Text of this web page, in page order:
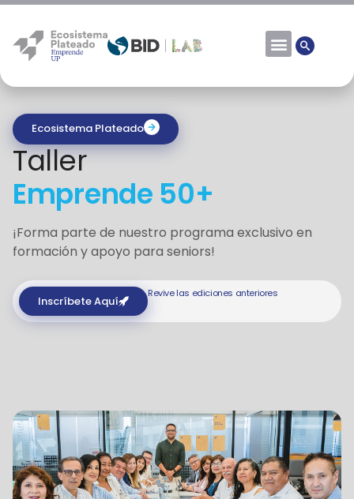
Ecosistema Plateado
Taller
Emprende 50+
¡Forma parte de nuestro programa exclusivo en
formación y apoyo para seniors!
Inscríbete Aquí
Revive las ediciones anteriores